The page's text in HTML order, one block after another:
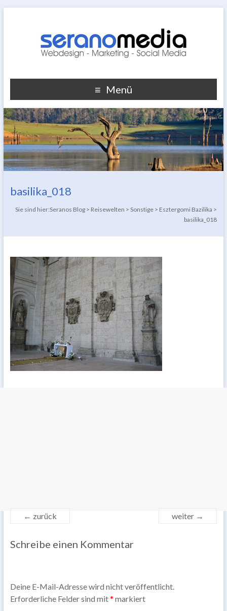
Menü
basilika_018
Sie sind hier:Seranos Blog > Reisewelten >Sonstige > Esztergomi Bazilika >
basilika_018
← zurück weiter →
Schreibe einen Kommentar
Deine E-Mail-Adresse wird nicht veröffentlicht.
Erforderliche Felder sind mit* markiert